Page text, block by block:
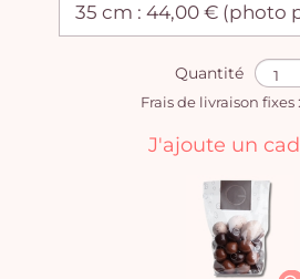
Quantité
Frais de livraison fixes
J'ajoute un